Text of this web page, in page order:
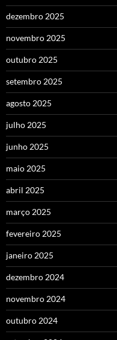
dezembro 2025
novembro 2025
outubro 2025
setembro 2025
agosto 2025
julho 2025
junho 2025
maio 2025
abril 2025
março 2025
fevereiro 2025
janeiro 2025
dezembro 2024
novembro 2024
outubro 2024